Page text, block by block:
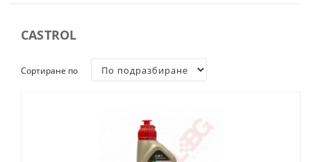
CASTROL
Сортиране по